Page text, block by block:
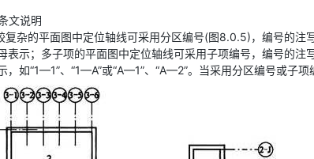
文说明
复杂的平面图中定位轴线可采用分区编号(图8.0.5)，编号的
表示；多子项的平面图中定位轴线可采用子项编号，编号的
，如“1—1”、“1—A”或“A—1”、“A—2”。当采用分区编号或子